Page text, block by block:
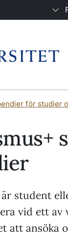
för studier
student
vid ett av
att ansöka